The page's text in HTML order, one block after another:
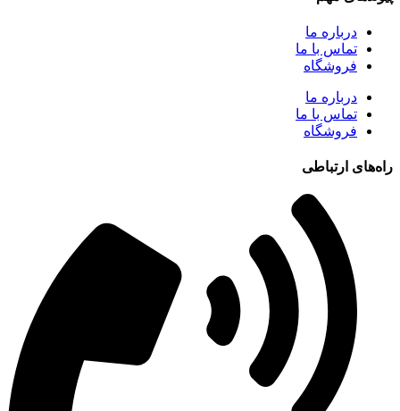
درباره ما
تماس با ما
فروشگاه
درباره ما
تماس با ما
فروشگاه
راه‌های ارتباطی